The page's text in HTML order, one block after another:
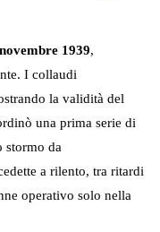
1939,
I collaudi
la validità del
una prima serie di
stormo da
a rilento, tra ritardi
operativo solo nella